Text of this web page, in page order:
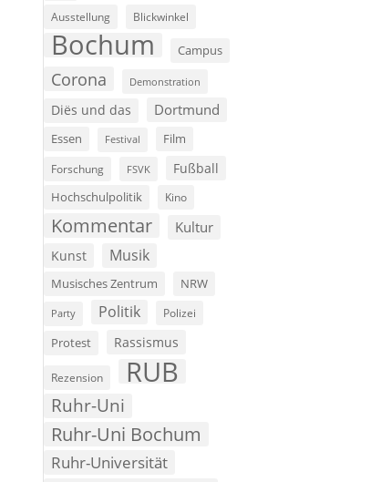
Ausstellung Blickwinkel
Bochum Campus
Corona Demonstration
Diës und das Dortmund
Essen Festival Film
Forschung FSVK Fußball
Hochschulpolitik Kino
Kommentar Kultur
Kunst Musik
Musisches Zentrum NRW
Party Politik Polizei
Protest Rassismus
Rezension RUB
Ruhr-Uni
Ruhr-Uni Bochum
Ruhr-Universität